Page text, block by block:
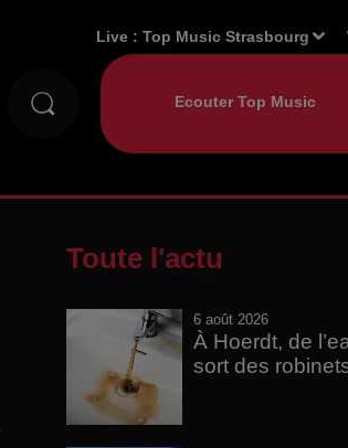
Live :Top Music Strasbourg
Toute l'actu
6 août 2026
À Hoerdt, de
sort des